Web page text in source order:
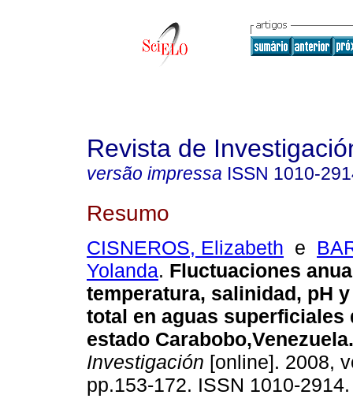
Revista de
versão impressa ISSN 1010-
Resumo
CISNEROS, Elizabeth e
Yolanda. Fluctuaciones
temperatura, salinidad, pH
total en aguas superficiales
estado Carabobo,Venezuela.
Investigación [online]. 2008,
pp.153-172. ISSN 1010-2914.